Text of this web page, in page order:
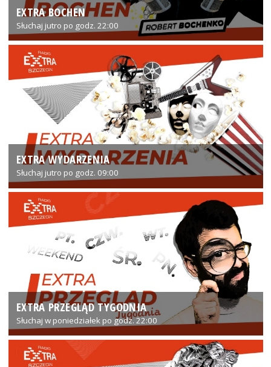
EXTRA BOCHEN
Słuchaj jutro po godz. 22:00
EXTRA WYDARZENIA
Słuchaj jutro po godz. 09:00
EXTRA PRZEGLĄD TYGODNIA
Słuchaj w poniedziałek po godz. 22:00